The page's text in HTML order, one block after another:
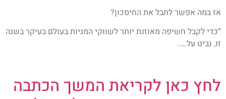
אז במה אפשר לתבל את החיסכון?
“כדי לקבל חשיפה מאוזנת יותר לשווקי המניות בעולם בעיקר בשנה
זו, נביט על…..
לחץ כאן לקריאת המשך הכתבה